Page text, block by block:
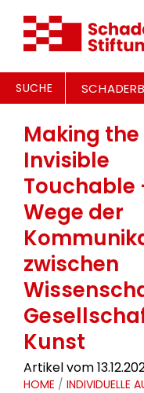
SUCHE
Making the
Invisible
Touchable
Wege der
zwischen
Kunst
Artikel vom
HOME / INDIVIDUELLE